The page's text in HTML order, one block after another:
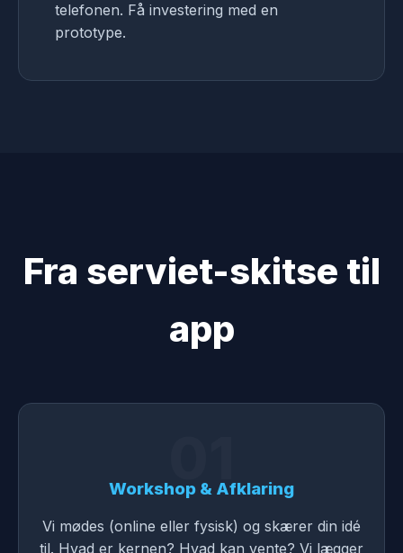
telefonen. Få investering med en
prototype.
Fra serviet-skitse til
app
Workshop & Afklaring
Vi mødes (online eller fysisk) og skærer din idé
til. Hvad er kernen? Hvad kan vente? Vi lægger